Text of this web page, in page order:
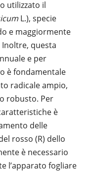
utilizzato il
L.), specie
e maggiormente
questa
e per
è fondamentale
radicale ampio,
robusto. Per
è
delle
rosso (R) dello
è necessario
l’apparato fogliare